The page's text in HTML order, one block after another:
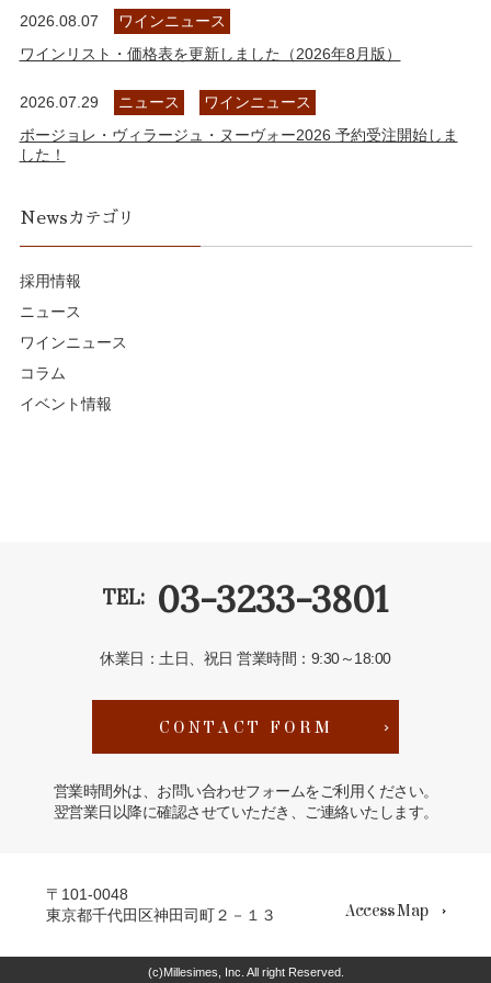
2026.08.07
ワインニュース
ワインリスト・価格表を更新しました（2026年8月版）
2026.07.29 ニュース
ワインニュース
ボージョレ・ヴィラージュ・ヌーヴォー2026 予約受注開始しま
した！
Newsカテゴリ
採用情報
ニュース
ワインニュース
コラム
イベント情報
TEL: 03-3233-3801
休業日：土日、祝日営業時間：9:30～18:00
CONTACT FORM
営業時間外は、お問い合わせフォームをご利用ください。
翌営業日以降に確認させていただき、ご連絡いたします。
〒101-0048
東京都千代田区神田司町２－１３
Access Map
(c)Millesimes, Inc. All right Reserved.